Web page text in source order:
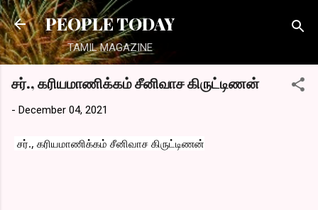
Skip to main content
PEOPLE TODAY
TAMIL MAGAZINE
சர்., கரியமாணிக்கம் சீனிவாச கிருட்டிணன்
- December 04, 2021
சர்., கரியமாணிக்கம் சீனிவாச கிருட்டிணன்